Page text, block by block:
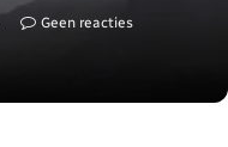
Geen reacties